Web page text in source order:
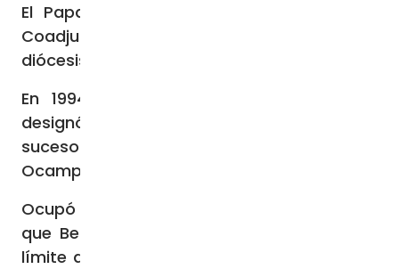
El Papa Juan Pablo II lo nombró Obispo
Coadjutor de Ciudad Juárez en 1988,
diócesis que asumió en 1992.
En 1994, el propio San Juan Pablo II lo
designó Arzobispo de Guadalajara, como
sucesor del Cardenal Juan Jesús Posadas
Ocampo, asesinado en 1993.
Ocupó este cargo durante 17 años, hasta
que Benedicto XVI aceptó su renuncia por
límite de edad el 7 de diciembre de 2011, a